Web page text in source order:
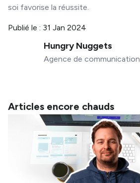
soi favorise la réussite.
Publié le : 31 Jan 2024
Hungry Nuggets
Agence de communication
Articles encore chauds